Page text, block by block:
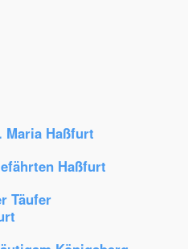
Maria Haßfurt
Haßfurt
Täufer